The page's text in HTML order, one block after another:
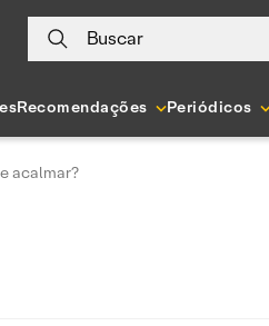
Buscar
Recomendações Periódicos
acalmar?